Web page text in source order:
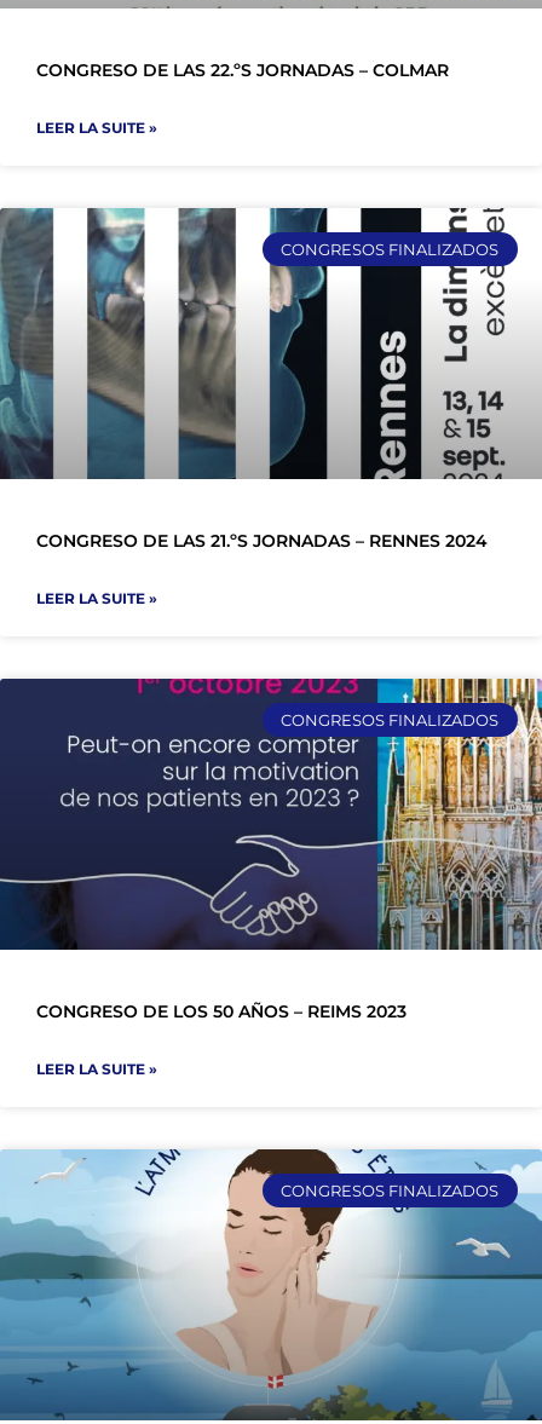
CONGRESO DE LAS 22.ºS JORNADAS – COLMAR
LEER LA SUITE »
CONGRESOS FINALIZADOS
CONGRESO DE LAS 21.ºS JORNADAS – RENNES 2024
LEER LA SUITE »
CONGRESOS FINALIZADOS
CONGRESO DE LOS 50 AÑOS – REIMS 2023
LEER LA SUITE »
CONGRESOS FINALIZADOS